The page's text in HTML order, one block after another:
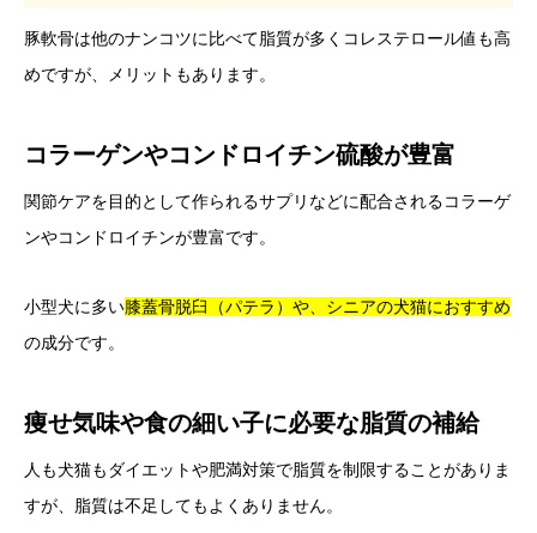
豚軟骨は他のナンコツに比べて脂質が多くコレステロール値も高
めですが、メリットもあります。
コラーゲンやコンドロイチン硫酸が豊富
関節ケアを目的として作られるサプリなどに配合されるコラーゲ
ンやコンドロイチンが豊富です。
小型犬に多い膝蓋骨脱臼（パテラ）や、シニアの犬猫におすすめ
の成分です。
痩せ気味や食の細い子に必要な脂質の補給
人も犬猫もダイエットや肥満対策で脂質を制限することがありま
すが、脂質は不足してもよくありません。